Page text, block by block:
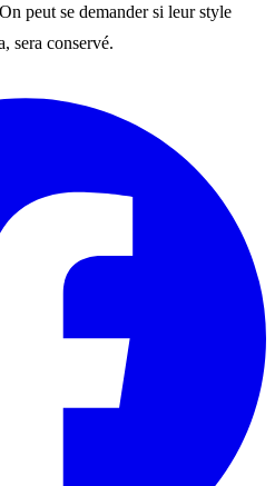
peut se demander si leur style
sera conservé.